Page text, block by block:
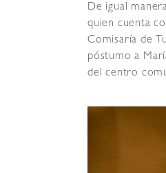
De igual
quien cuenta
Comisaría de
póstumo a
del centro